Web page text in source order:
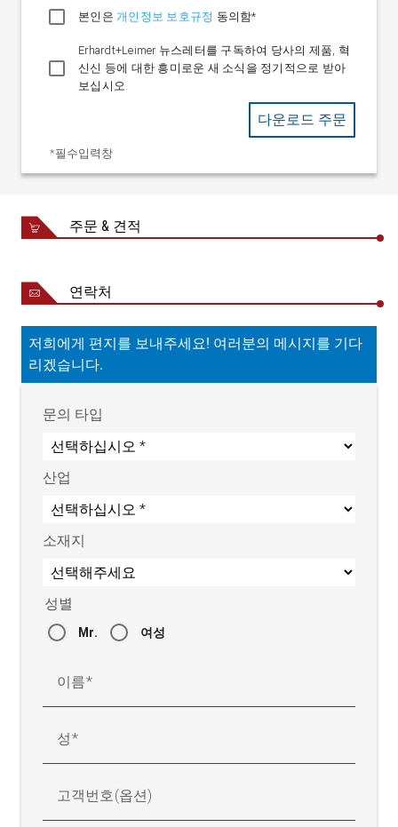
소비전류
최대 2.5 A DC(수동 센서 포지셔
최대 3.7 A DC(전동 센서 포지셔
닝)
이더넷 UDP; 이더넷 IP; Profinet
인증
기계류 지침 2006/42/EC, NRTL 인
중량
본인은 개인정보 보호규정 동의함*
Erhardt+Leimer 뉴스레터를 구독하여 당사의 제품, 혁
신신 등에 대한 흥미로운 새 소식을 정기적으로 받아
보십시오.
*필수입력창
다운로드 주문
주문 & 견적
연락처
저희에게 편지를 보내주세요! 여러분의 메시지를 기다
리겠습니다.
문의 타입
산업
소재지
성별
Mr. 여성
이름
성
고객번호(옵션)